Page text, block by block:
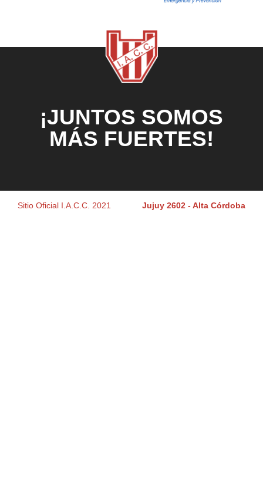
¡JUNTOS SOMOS
MÁS FUERTES!
Sitio Oficial I.A.C.C. 2021 Jujuy 2602 - Alta Córdoba